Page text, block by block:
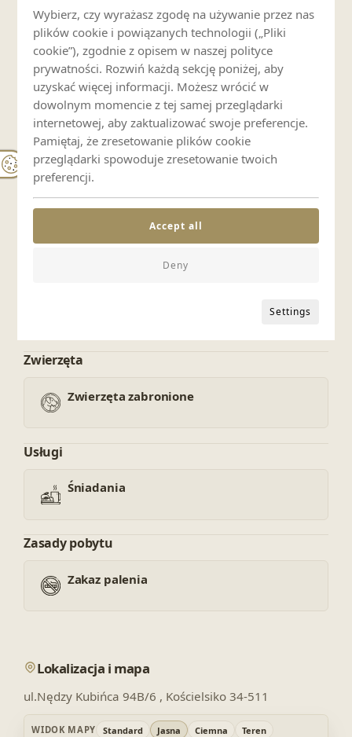
Blisko wyciągu
Blisko szlaków
Parking i transport
Parking prywatny
Zwierzęta
Zwierzęta zabronione
Usługi
Śniadania
Zasady pobytu
Zakaz palenia
Lokalizacja i mapa
ul.Nędzy Kubińca 94B/6 , Kościelsiko 34-511
WIDOK MAPY Standard Jasna Ciemna Teren
Wybierz, czy wyrażasz zgodę na używanie przez nas
plików cookie i powiązanych technologii („Pliki
cookie”), zgodnie z opisem w naszej polityce
prywatności. Rozwiń każdą sekcję poniżej, aby
uzyskać więcej informacji. Możesz wrócić w
dowolnym momencie z tej samej przeglądarki
internetowej, aby zaktualizować swoje preferencje.
Pamiętaj, że zresetowanie plików cookie
przeglądarki spowoduje zresetowanie twoich
preferencji.
Settings
Deny
Accept all